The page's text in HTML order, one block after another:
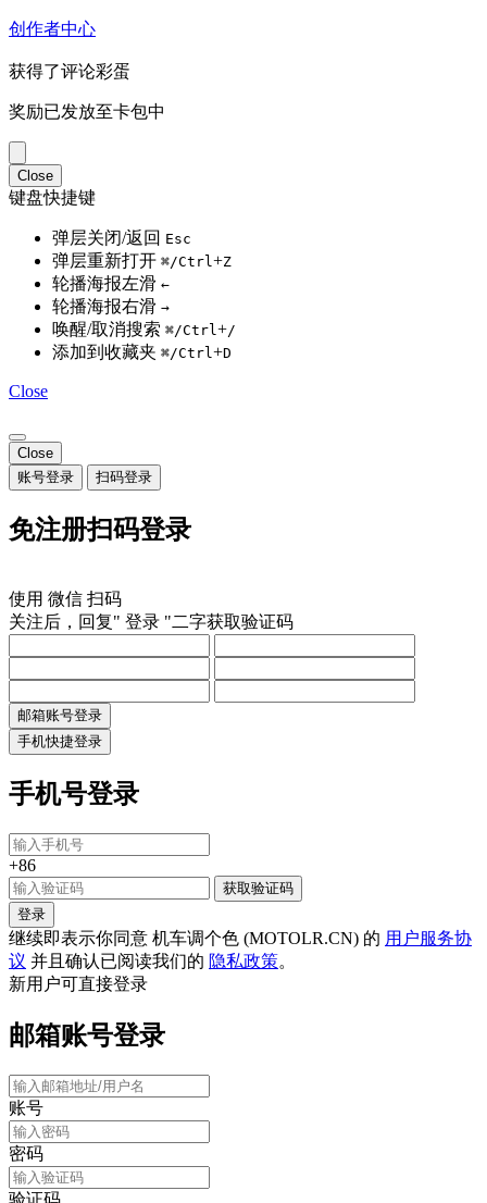
创作者中心
获得了评论彩蛋
奖励已发放至卡包中
Close
键盘快捷键
弹层关闭/返回 Esc
弹层重新打开 ⌘/Ctrl+Z
轮播海报左滑 ←
轮播海报右滑 →
唤醒/取消搜索 ⌘/Ctrl+/
添加到收藏夹 ⌘/Ctrl+D
Close
Close
账号登录
扫码登录
免注册扫码登录
使用 微信 扫码
关注后，回复" 登录 "二字获取验证码
邮箱账号登录
手机快捷登录
手机号登录
+86
获取验证码
登录
继续即表示你同意 机车调个色 (MOTOLR.CN) 的 用户服务协
议 并且确认已阅读我们的 隐私政策。
新用户可直接登录
邮箱账号登录
账号
密码
验证码